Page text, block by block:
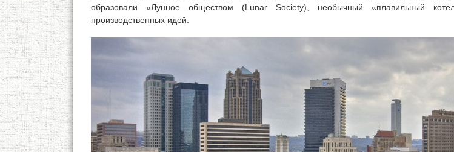
образовали «Лунное обществом (Lunar Society), необычный «плавильный
производственных идей.